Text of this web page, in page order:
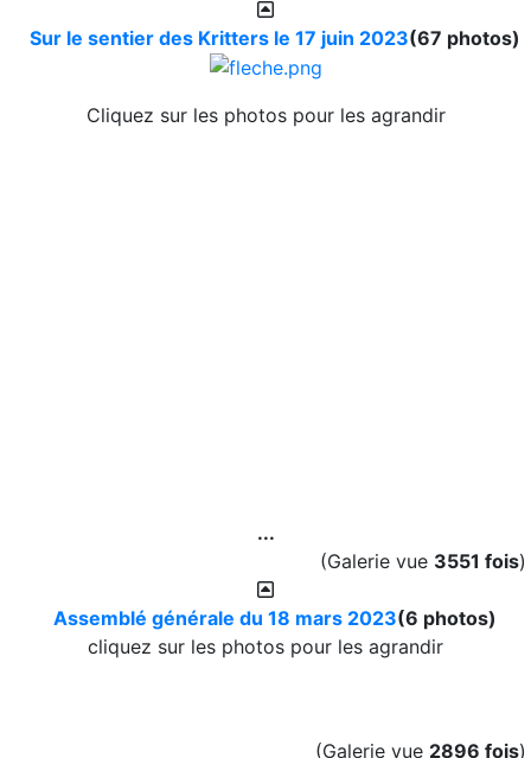
Sur le sentier des Kritters le 17 juin 2023(67 photos)
Cliquez sur les photos pour les agrandir
...
(Galerie vue 3551 fois)
Assemblé générale du 18 mars 2023(6 photos)
cliquez sur les photos pour les agrandir
(Galerie vue 2896 fois)